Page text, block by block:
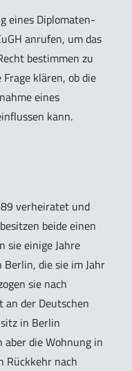
eines Diplomaten-
anrufen, um das
bestimmen zu
klären, ob die
eines
kann.
verheiratet und
beide einen
sie einige Jahre
die sie im Jahr
sie nach
an der Deutschen
in Berlin
aber die Wohnung in
Rückkehr nach